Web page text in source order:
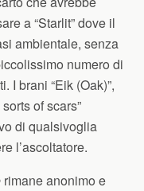
a “Starlit” dove il
ambientale, senza
numero di
I brani “Eik (Oak)”,
of scars”
di qualsivoglia
l’ascoltatore.
rimane anonimo e